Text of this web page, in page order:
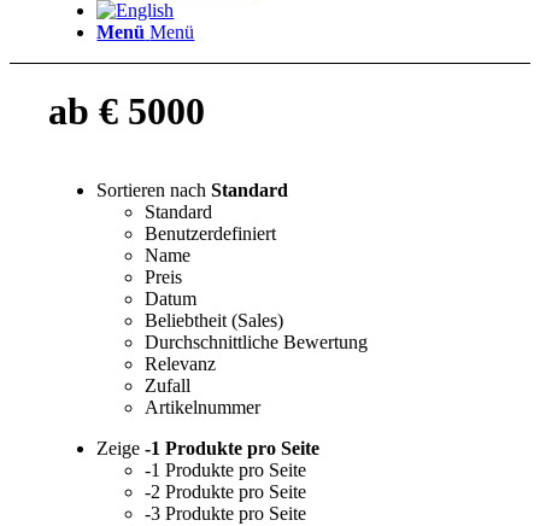
Menü Menü
ab € 5000
Sortieren nachStandard
Standard
Benutzerdefiniert
Name
Preis
Datum
Beliebtheit (Sales)
Durchschnittliche Bewertung
Relevanz
Zufall
Artikelnummer
Zeige-1 Produkte pro Seite
-1 Produkte pro Seite
-2 Produkte pro Seite
-3 Produkte pro Seite